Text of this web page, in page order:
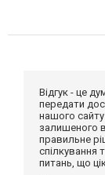
Відгук - це
передати
нашого
залишеного
правильне
спілкування
питань, що